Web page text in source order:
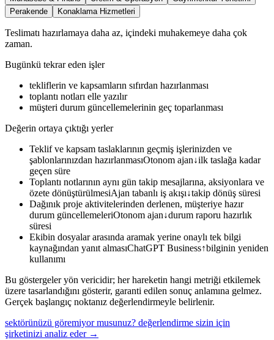
Perakende
Konaklama Hizmetleri
Teslimatı hazırlamaya daha az, içindeki muhakemeye daha çok
zaman.
Bugünkü tekrar eden işler
tekliflerin ve kapsamların sıfırdan hazırlanması
toplantı notları elle yazılır
müşteri durum güncellemelerinin geç toparlanması
Değerin ortaya çıktığı yerler
Teklif ve kapsam taslaklarının geçmiş işlerinizden ve
şablonlarınızdan hazırlanmasıOtonom ajan↓ilk taslağa kadar
geçen süre
Toplantı notlarının aynı gün takip mesajlarına, aksiyonlara ve
özete dönüştürülmesiAjan tabanlı iş akışı↓takip dönüş süresi
Dağınık proje aktivitelerinden derlenen, müşteriye hazır
durum güncellemeleriOtonom ajan↓durum raporu hazırlık
süresi
Ekibin dosyalar arasında aramak yerine onaylı tek bilgi
kaynağından yanıt almasıChatGPT Business↑bilginin yeniden
kullanımı
Bu göstergeler yön vericidir; her hareketin hangi metriği etkilemek
üzere tasarlandığını gösterir, garanti edilen sonuç anlamına gelmez.
Gerçek başlangıç noktanız değerlendirmeyle belirlenir.
sektörünüzü göremiyor musunuz? değerlendirme sizin için
şirketinizi analiz eder →